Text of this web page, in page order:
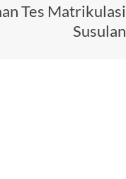
Tes Matrikulasi
Susulan